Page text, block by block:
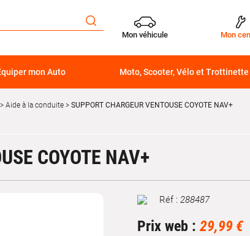
Mon véhicule Mon
mon Auto Moto, Scooter, Vélo et Trottinette
Aide à la conduite SUPPORT CHARGEUR VENTOUSE COYOTE NAV+
COYOTE NAV+
MarqueRéf : 288487
Prix web : 29,99 €